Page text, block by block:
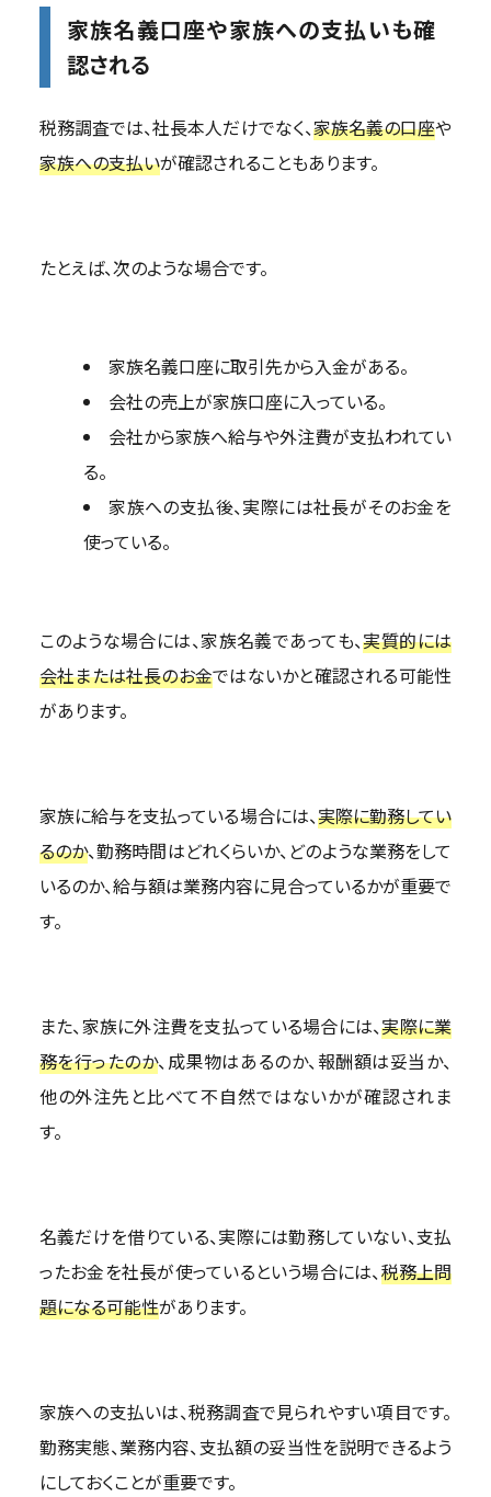
家族名義口座や家族への支払いも確
認される
税務調査では、社長本人だけでなく、家族名義の口座や
家族への支払いが確認されることもあります。
たとえば、次のような場合です。
家族名義口座に取引先から入金がある。
会社の売上が家族口座に入っている。
会社から家族へ給与や外注費が支払われてい
る。
家族への支払後、実際には社長がそのお金を
使っている。
このような場合には、家族名義であっても、実質的には
会社または社長のお金ではないかと確認される可能性
があります。
家族に給与を支払っている場合には、実際に勤務してい
るのか、勤務時間はどれくらいか、どのような業務をして
いるのか、給与額は業務内容に見合っているかが重要で
す。
また、家族に外注費を支払っている場合には、実際に業
務を行ったのか、成果物はあるのか、報酬額は妥当か、
他の外注先と比べて不自然ではないかが確認されま
す。
名義だけを借りている、実際には勤務していない、支払
ったお金を社長が使っているという場合には、税務上問
題になる可能性があります。
家族への支払いは、税務調査で見られやすい項目です。
勤務実態、業務内容、支払額の妥当性を説明できるよう
にしておくことが重要です。